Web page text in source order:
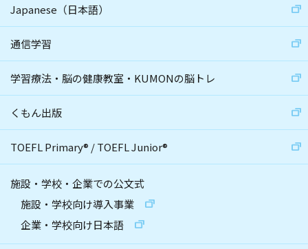
Japanese（日本語）
通信学習
学習療法・脳の健康教室・KUMONの脳トレ
くもん出版
TOEFL Primary® /TOEFL Junior®
施設・学校・企業での公文式
施設・学校向け導入事業
企業・学校向け日本語